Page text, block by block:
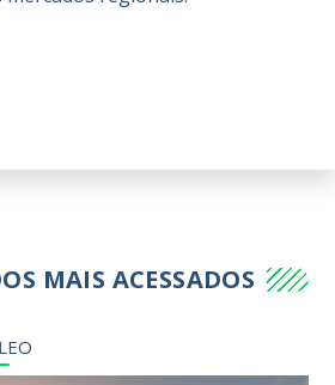
MAIS ACESSADOS